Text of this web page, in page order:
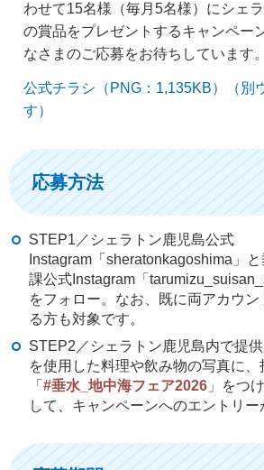
わせて15名様（毎月5名様）にシェ
の賞品をプレゼントするキャンペー
なさまのご応募をお待ちしています。
公式チラシ（PNG：1,135KB）（別
す）
応募方法
STEP1／シェラトン鹿児島公式
Instagram「sheratonkagoshima」
課公式Instagram「
をフォロー。なお、既に両アカウ
る方も対象です。
STEP2／シェラトン鹿児島内で提
を使用した料理や飲み物の写真に
「 #垂水_地中海フェア2026 」をつ
して、キャンペーンへのエントリー